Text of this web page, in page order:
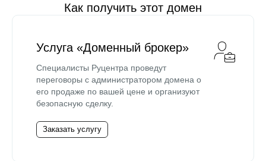
Как получить этот домен
Услуга «Доменный брокер»
Специалисты Руцентра проведут
переговоры с администратором домена о
его продаже по вашей цене и организуют
безопасную сделку.
Заказать услугу